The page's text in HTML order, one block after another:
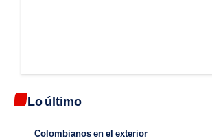
Lo último
Colombianos en el exterior